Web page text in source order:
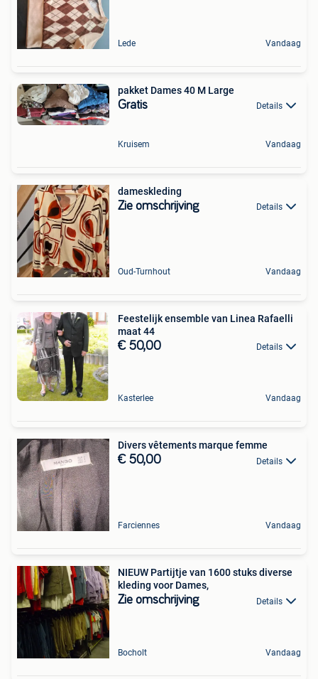
Lede Vandaag
pakket Dames 40 M Large
Gratis Details
Kruisem Vandaag
dameskleding
Zie omschrijving Details
Oud-Turnhout Vandaag
Feestelijk ensemble van Linea Rafaelli
maat 44
€ 50,00 Details
Kasterlee Vandaag
Divers vêtements marque femme
€ 50,00 Details
Farciennes Vandaag
NIEUW Partijtje van 1600 stuks diverse
kleding voor Dames,
Zie omschrijving Details
Bocholt Vandaag